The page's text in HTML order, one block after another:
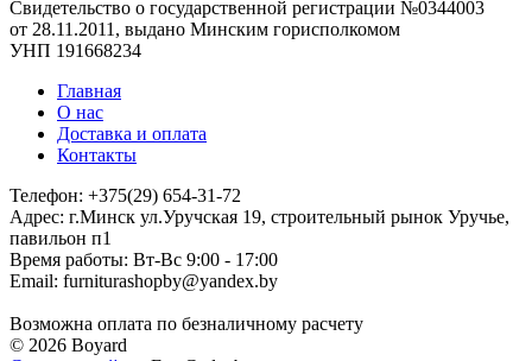
Свидетельство о государственной регистрации №0344003
от 28.11.2011, выдано Минским горисполкомом
УНП 191668234
Главная
О нас
Доставка и оплата
Контакты
Телефон: +375(29) 654-31-72
Адрес: г.Минск ул.Уручская 19, строительный рынок Уручье,
павильон п1
Время работы: Вт-Вс 9:00 - 17:00
Email: furniturashopby@yandex.by
Возможна оплата по безналичному расчету
© 2026 Boyard